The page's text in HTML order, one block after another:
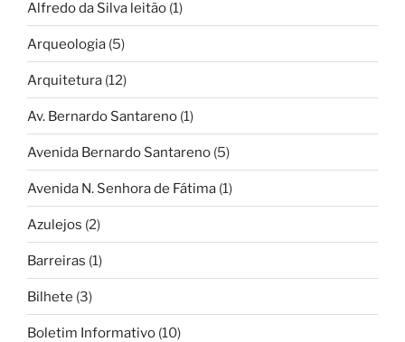
Alfredo da Silva leitão (1)
Arqueologia (5)
Arquitetura (12)
Av. Bernardo Santareno (1)
Avenida Bernardo Santareno (5)
Avenida N. Senhora de Fátima (1)
Azulejos (2)
Barreiras (1)
Bilhete (3)
Boletim Informativo (10)